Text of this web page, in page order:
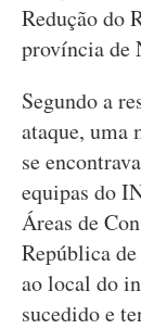
Redução do
província de
Segundo a
ataque, uma
se
equipas do
Áreas de
República
ao local do
sucedido e